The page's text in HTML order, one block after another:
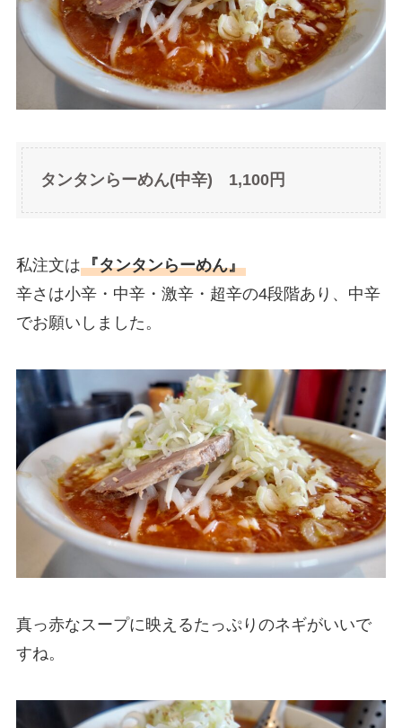
タンタンらーめん(中辛) 1,100円
私注文は『タンタンらーめん』
辛さは小辛・中辛・激辛・超辛の4段階あり、中辛
でお願いしました。
真っ赤なスープに映えるたっぷりのネギがいいで
すね。